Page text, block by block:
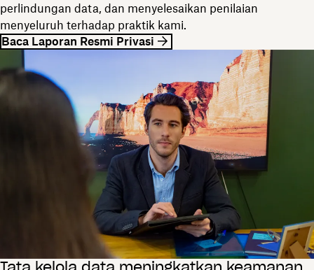
perlindungan data, dan menyelesaikan penilaian
menyeluruh terhadap praktik kami.
Baca Laporan Resmi Privasi